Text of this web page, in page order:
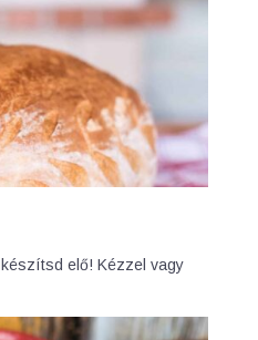
elő! Kézzel vagy